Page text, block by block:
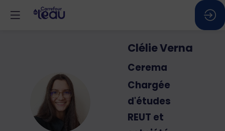
CV
ClélieVerna
Cerema
Chargée
d'études
REUT et